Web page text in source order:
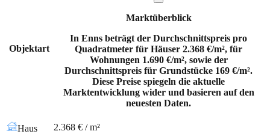
Objektart
Marktüberblick
In Enns beträgt der Durchschnittspreis pro
Quadratmeter für Häuser 2.368 €/m², für
Wohnungen 1.690 €/m², sowie der
Durchschnittspreis für Grundstücke 169 €/m².
Diese Preise spiegeln die aktuelle
Marktentwicklung wider und basieren auf den
neuesten Daten.
Haus
2.368 € / m²